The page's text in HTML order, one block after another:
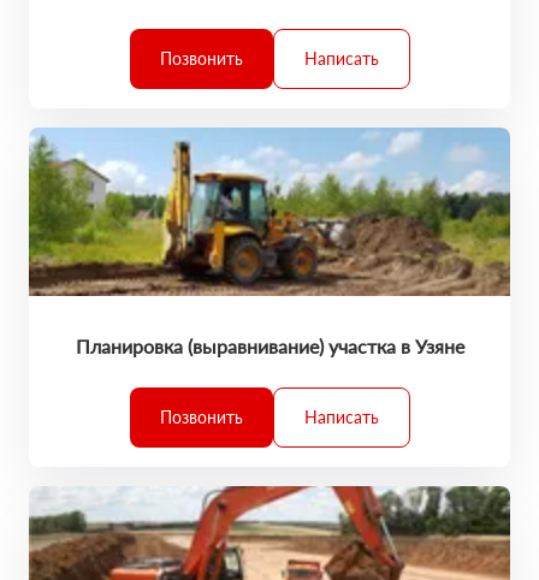
Позвонить Написать
Планировка (выравнивание) участка в Узяне
Позвонить Написать